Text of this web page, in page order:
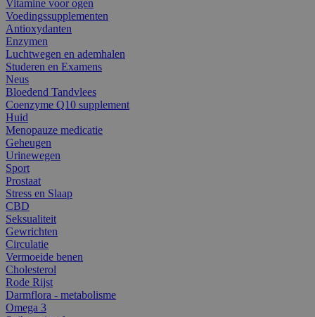
Vitamine voor ogen
Voedingssupplementen
Antioxydanten
Enzymen
Luchtwegen en ademhalen
Studeren en Examens
Neus
Bloedend Tandvlees
Coenzyme Q10 supplement
Huid
Menopauze medicatie
Geheugen
Urinewegen
Sport
Prostaat
Stress en Slaap
CBD
Seksualiteit
Gewrichten
Circulatie
Vermoeide benen
Cholesterol
Rode Rijst
Darmflora - metabolisme
Omega 3